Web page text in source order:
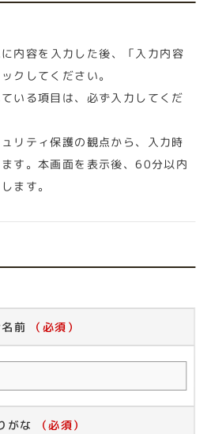
内容を入力した後、「入力内容
クしてください。
いる項目は、必ず入力してくだ
リティ保護の観点から、入力時
す。本画面を表示後、60分以内
ます。
前 （必須）
がな （必須）